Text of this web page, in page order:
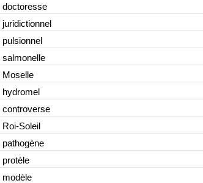
doctoresse
juridictionnel
pulsionnel
salmonelle
Moselle
hydromel
controverse
Roi-Soleil
pathogène
protèle
modèle